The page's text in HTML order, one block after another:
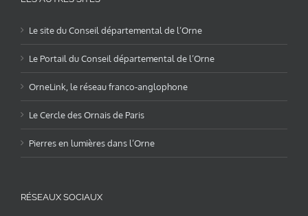
Le site du Conseil départemental de l’Orne
Le Portail du Conseil départemental de l’Orne
OrneLink, le réseau franco-anglophone
Le Cercle des Ornais de Paris
Pierres en lumières dans l’Orne
RÉSEAUX SOCIAUX